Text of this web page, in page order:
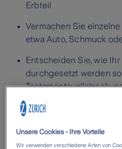
Erbteil
Vermachen Sie
etwa Auto, Schmuck
Entscheiden Sie, wie
durchgesetzt werden
Verhindern Sie mit einer
Erbe
Unsere Cookies - Ihre Vorteile
Wir verwenden verschiedene Arten von